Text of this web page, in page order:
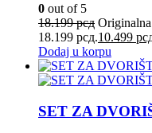
0 out of 5
18.199рсд
18.199 рсд.10.499
Dodaj u korpu
SET ZA